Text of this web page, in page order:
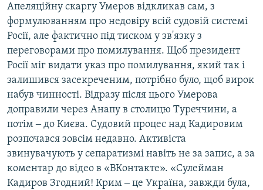
Апеляційну скаргу Умеров відкликав сам, з
формулюванням про недовіру всій судовій системі
Росії, але фактично під тиском у зв'язку з
переговорами про помилування. Щоб президент
Росії міг видати указ про помилування, який так і
залишився засекреченим, потрібно було, щоб вирок
набув чинності. Відразу після цього Умерова
доправили через Анапу в столицю Туреччини, а
потім ‒ до Києва. Судовий процес над Кадировим
розпочався зовсім недавно. Активіста
звинувачують у сепаратизмі навіть не за запис, а за
коментар до відео в «ВКонтакте». «Сулейман
Кадиров Згодний! Крим ‒ це Україна, завжди була,